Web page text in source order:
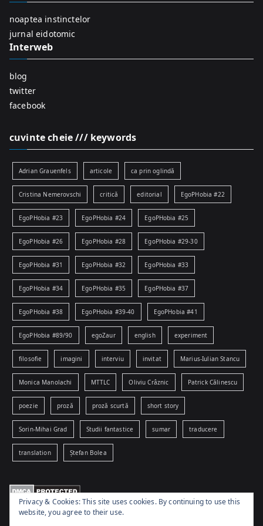
noaptea instinctelor
jurnal eidotomic
Interweb
blog
twitter
facebook
cuvinte cheie /// keywords
Adrian Grauenfels articole ca prin oglindă
Cristina Nemerovschi critică editorial EgoPHobia #22
EgoPHobia #23 EgoPHobia #24 EgoPHobia #25
EgoPHobia #26 EgoPHobia #28 EgoPHobia #29-30
EgoPHobia #31 EgoPHobia #32 EgoPHobia #33
EgoPHobia #34 EgoPHobia #35 EgoPHobia #37
EgoPHobia #38 EgoPHobia #39-40 EgoPHobia #41
EgoPHobia #89/90 egoZaur english experiment
filosofie imagini interviu invitat Marius-Iulian Stancu
Monica Manolachi MTTLC Oliviu Crâznic Patrick Călinescu
poezie proză proză scurtă short story
Sorin-Mihai Grad Studii fantastice sumar traducere
translation Ștefan Bolea
Privacy & Cookies: This site uses cookies. By continuing to use this
website, you agree to their use.